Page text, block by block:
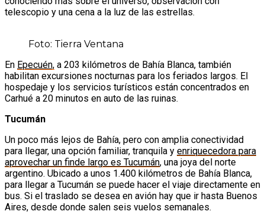
telescopio y una cena a la luz de las estrellas.
Foto: Tierra Ventana
En Epecuén, a 203 kilómetros de Bahía Blanca, también
habilitan excursiones nocturnas para los feriados largos. El
hospedaje y los servicios turísticos están concentrados en
Carhué a 20 minutos en auto de las ruinas.
Tucumán
Un poco más lejos de Bahía, pero con amplia conectividad
para llegar, una opción familiar, tranquila y enriquecedora para
aprovechar un finde largo es Tucumán, una joya del norte
argentino. Ubicado a unos 1.400 kilómetros de Bahía Blanca,
para llegar a Tucumán se puede hacer el viaje directamente en
bus. Si el traslado se desea en avión hay que ir hasta Buenos
Aires, desde donde salen seis vuelos semanales.